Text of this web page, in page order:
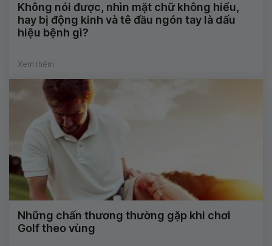
Không nói được, nhìn mặt chữ không hiểu,
hay bị động kinh và tê đầu ngón tay là dấu
hiệu bệnh gì?
Xem thêm
Những chấn thương thường gặp khi chơi
Golf theo vùng